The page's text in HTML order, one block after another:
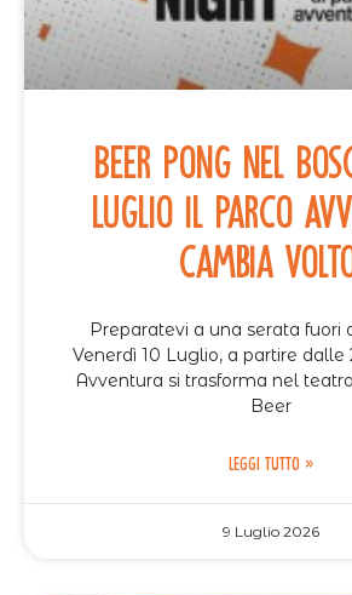
Beer Pong nel
Luglio il Parco
cambia
Preparatevi a una serata fuori
Venerdì 10 Luglio, a partire dalle
Avventura si trasforma nel
Beer
LEGGI TUTTO »
9 Luglio 2026